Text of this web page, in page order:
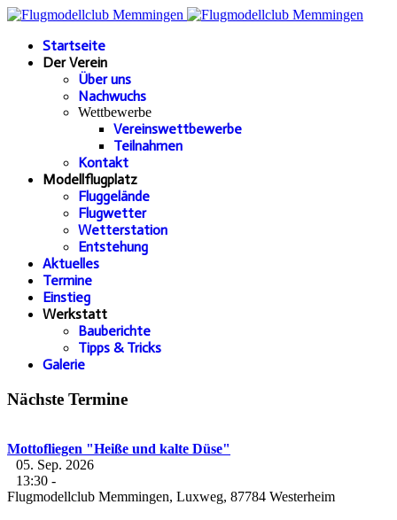
Startseite
Der Verein
Über uns
Nachwuchs
Wettbewerbe
Vereinswettbewerbe
Teilnahmen
Kontakt
Modellflugplatz
Fluggelände
Flugwetter
Wetterstation
Entstehung
Aktuelles
Termine
Einstieg
Werkstatt
Bauberichte
Tipps & Tricks
Galerie
Nächste Termine
Mottofliegen "Heiße und kalte Düse"
05. Sep. 2026
13:30 -
Flugmodellclub Memmingen, Luxweg, 87784 Westerheim